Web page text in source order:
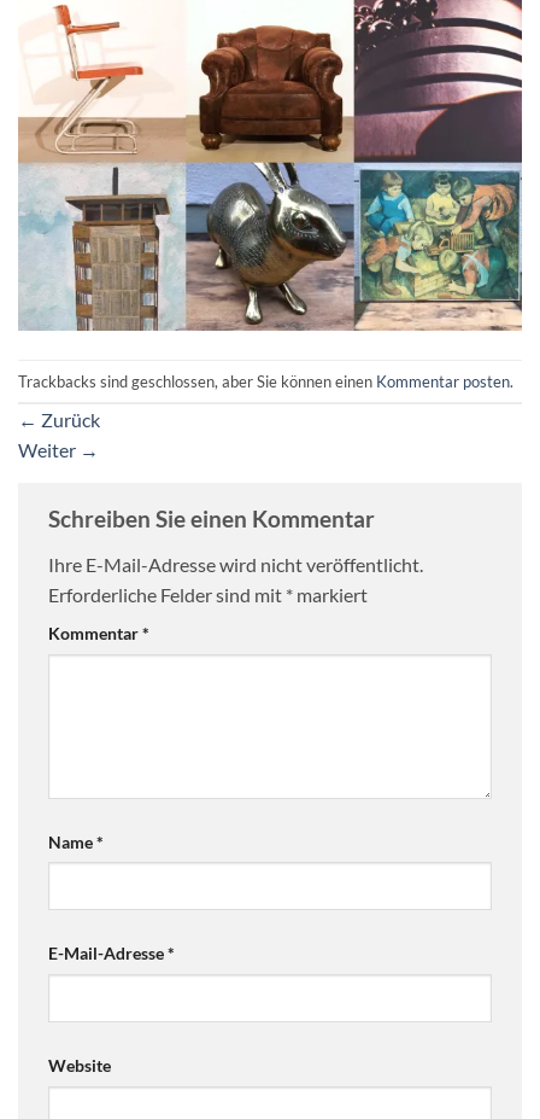
Trackbacks sind geschlossen, aber Sie können einen Kommentar posten.
← Zurück
Weiter →
Schreiben Sie einen Kommentar
Ihre E-Mail-Adresse wird nicht veröffentlicht.
Erforderliche Felder sind mit * markiert
Kommentar*
Name*
E-Mail-Adresse*
Website